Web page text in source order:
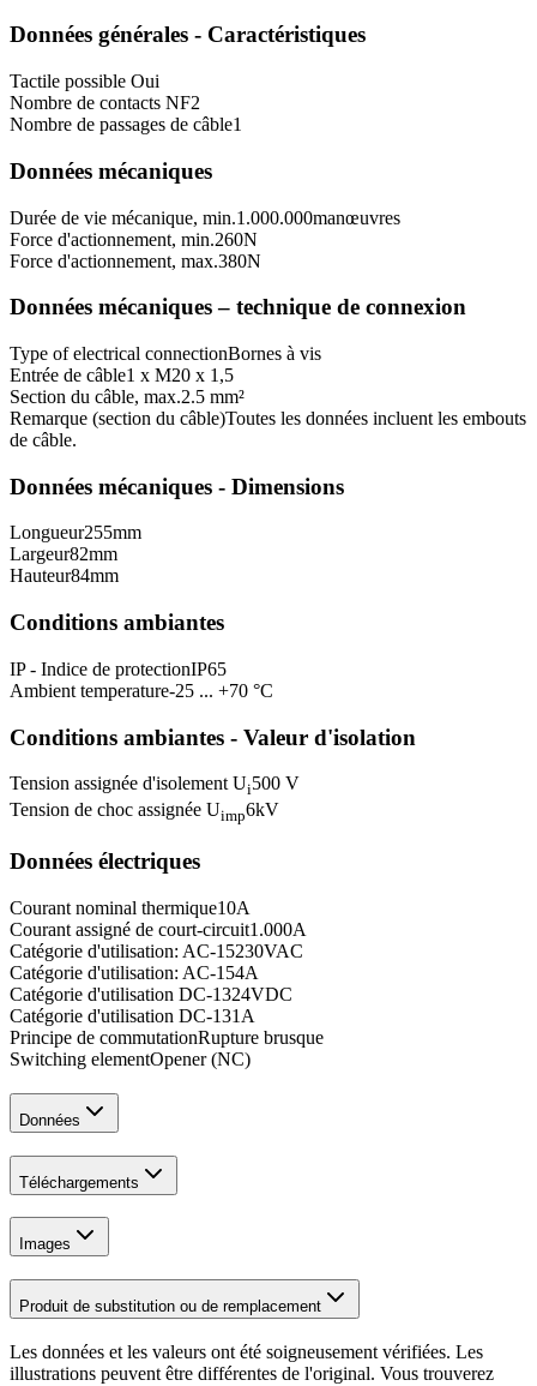
Données générales - Caractéristiques
Tactile possible Oui
Nombre de contacts NF2
Nombre de passages de câble1
Données mécaniques
Durée de vie mécanique, min.1.000.000manœuvres
Force d'actionnement, min.260N
Force d'actionnement, max.380N
Données mécaniques – technique de connexion
Type of electrical connectionBornes à vis
Entrée de câble1 x M20 x 1,5
Section du câble, max.2.5 mm²
Remarque (section du câble)Toutes les données incluent les embouts
de câble.
Données mécaniques - Dimensions
Longueur255mm
Largeur82mm
Hauteur84mm
Conditions ambiantes
IP - Indice de protectionIP65
Ambient temperature-25 ... +70 °C
Conditions ambiantes - Valeur d'isolation
Tension assignée d'isolement Ui500 V
Tension de choc assignée Uimp6kV
Données électriques
Courant nominal thermique10A
Courant assigné de court-circuit1.000A
Catégorie d'utilisation: AC-15230VAC
Catégorie d'utilisation: AC-154A
Catégorie d'utilisation DC-1324VDC
Catégorie d'utilisation DC-131 A
Principe de commutationRupture brusque
Switching elementOpener (NC)
Données
Téléchargements
Images
Produit de substitution ou de remplacement
Les données et les valeurs ont été soigneusement vérifiées. Les
illustrations peuvent être différentes de l'original. Vous trouverez